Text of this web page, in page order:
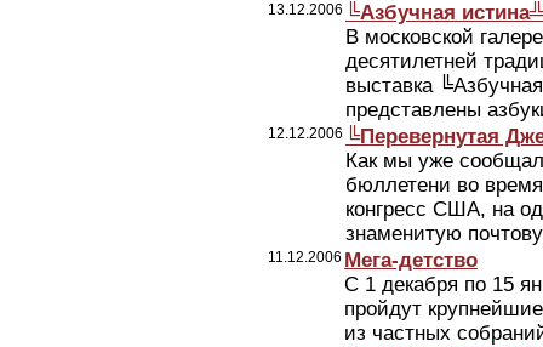
13.12.2006 ╚Азбучная
В московской
десятилетней
выставка
представлены
12.12.2006 ╚Перевернутая
Как мы уже
бюллетени во
конгресс США, на
знаменитую
11.12.2006 Мега-детство
С 1 декабря по 15
пройдут
из частных